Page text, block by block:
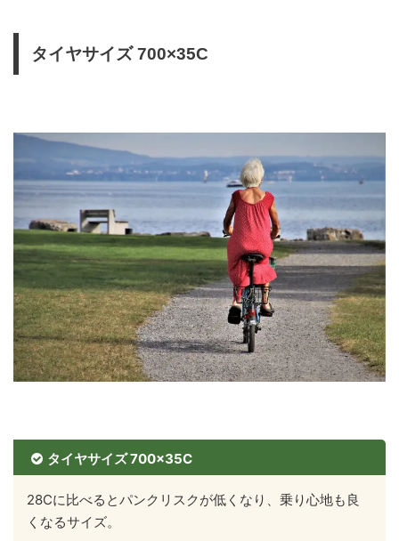
タイヤサイズ 700×35C
タイヤサイズ 700×35C
28Cに比べるとパンクリスクが低くなり、乗り心地も良
くなるサイズ。